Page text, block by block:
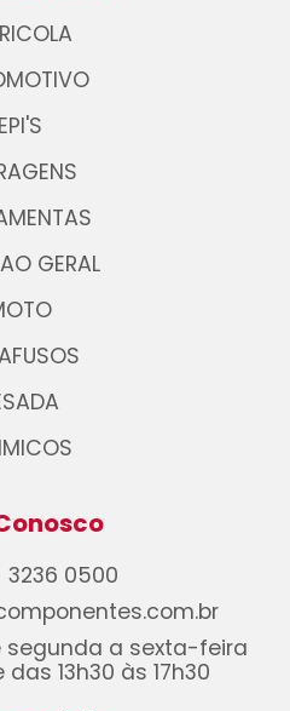
EPI'S
GERAL
3236 0500
a sexta-feira
13h30 às 17h30